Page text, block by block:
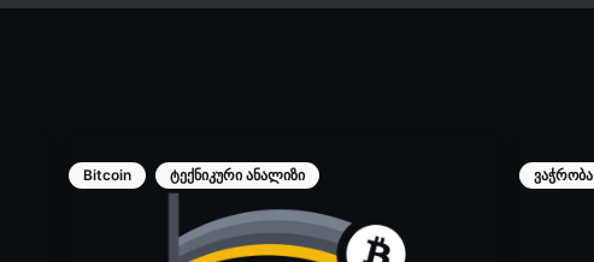
Bitcoin ტექნიკური ანალიზი ვაჭრობა